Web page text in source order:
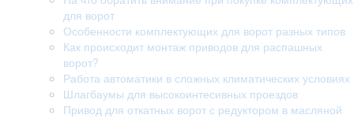
для ворот
Особенности комплектующих для ворот разных типов
Как происходит монтаж приводов для распашных
ворот?
Работа автоматики в сложных климатических условиях
Шлагбаумы для высокоинтесивных проездов
Привод для откатных ворот с редуктором в масляной